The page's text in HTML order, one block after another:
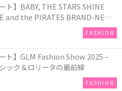
ト】BABY, THE STARS SHINE
and the PIRATES BRAND-NEW
FASHION
ト】GLM Fashion Show 2025 –
ック＆ロリータの最前線
FASHION